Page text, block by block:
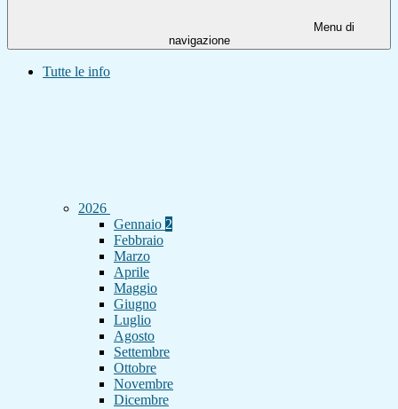
Menu di
navigazione
Tutte le info
2026
Gennaio 2
Febbraio
Marzo
Aprile
Maggio
Giugno
Luglio
Agosto
Settembre
Ottobre
Novembre
Dicembre